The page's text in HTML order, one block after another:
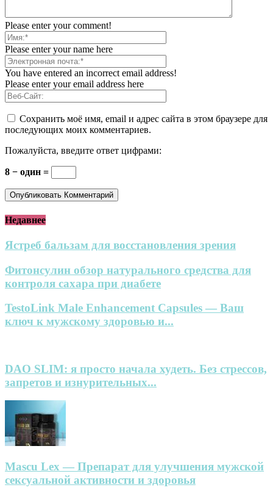
Please enter your comment!
Please enter your name here
You have entered an incorrect email address!
Please enter your email address here
Сохранить моё имя, email и адрес сайта в этом браузере для
последующих моих комментариев.
Пожалуйста, введите ответ цифрами:
8 − один =
Недавнее
Ястреб бальзам для восстановления зрения
Фитонсулин обзор натурального средства для
контроля сахара при диабете
TestoLink Male Enhancement Capsules — Ваш
ключ к мужскому здоровью и...
DAO SLIM: я просто начала худеть. Без стрессов,
запретов и изнурительных...
Mascu Lex — Препарат для улучшения мужской
сексуальной активности и здоровья